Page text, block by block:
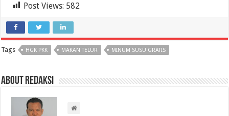
Post Views: 582
Tags HGK PKK MAKAN TELUR MINUM SUSU GRATIS
About Redaksi